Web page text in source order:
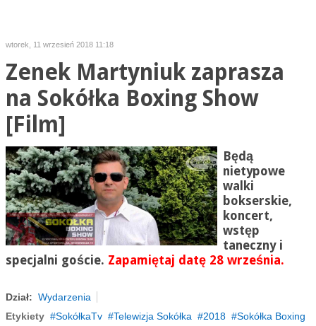
wtorek, 11 wrzesień 2018 11:18
Zenek Martyniuk zaprasza
na Sokółka Boxing Show
[Film]
Będą
nietypowe
walki
bokserskie,
koncert,
wstęp
taneczny i
specjalni goście. Zapamiętaj datę 28 września.
Dział: Wydarzenia
Etykiety
SokółkaTv Telewizja Sokółka 2018
Sokółka Boxing